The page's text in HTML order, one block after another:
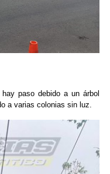
paso debido a un árbol
a varias colonias sin luz.